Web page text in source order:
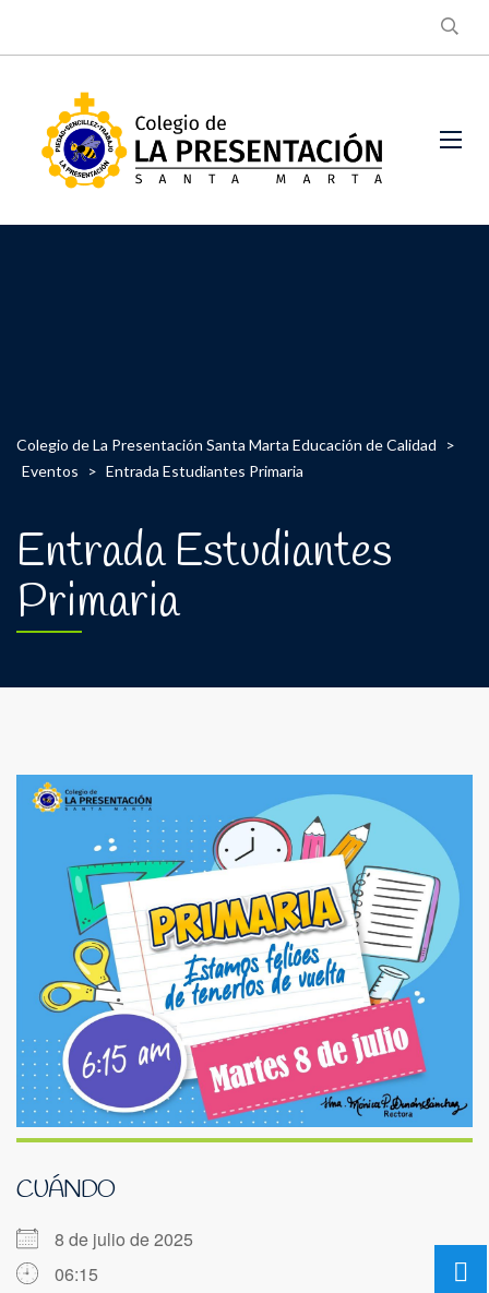
Colegio de La Presentación Santa Marta Educación de Calidad
>
Eventos
> Entrada Estudiantes Primaria
Entrada Estudiantes
Primaria
CUÁNDO
8 de julio de 2025
06:15